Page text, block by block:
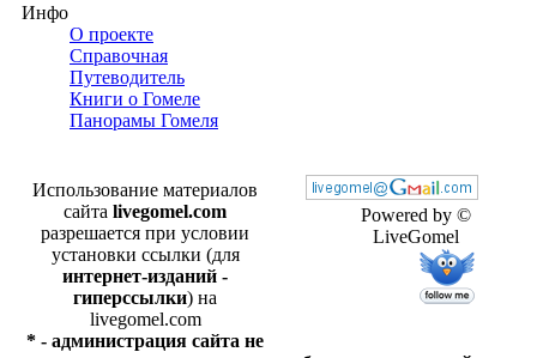
Инфо
О проекте
Справочная
Путеводитель
Книги о Гомеле
Панорамы Гомеля
Powered by ©
LiveGomel
Использование материалов
сайта livegomel.com
разрешается при условии
установки ссылки (для
интернет-изданий -
гиперссылки) на
livegomel.com
* - администрация сайта не